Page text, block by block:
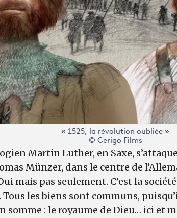
« 1525, la révolution oubliée »
© Cerigo Films
Martin Luther, en Saxe,
Münzer, dans le centre de
mais pas seulement. C’est la
les biens sont communs,
somme : le royaume de Dieu… ici et